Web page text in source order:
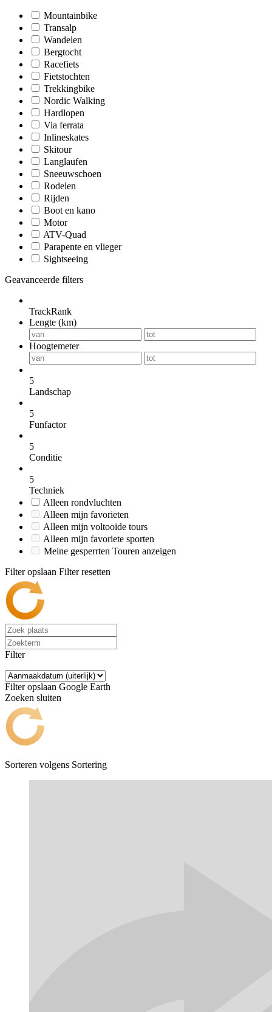
Mountainbike
Transalp
Wandelen
Bergtocht
Racefiets
Fietstochten
Trekkingbike
Nordic Walking
Hardlopen
Via ferrata
Inlineskates
Skitour
Langlaufen
Sneeuwschoen
Rodelen
Rijden
Boot en kano
Motor
ATV-Quad
Parapente en vlieger
Sightseeing
Geavanceerde filters
TrackRank
Lengte (km)
Hoogtemeter
5
Landschap
5
Funfactor
5
Conditie
5
Techniek
Alleen rondvluchten
Alleen mijn favorieten
Alleen mijn voltooide tours
Alleen mijn favoriete sporten
Meine gesperrten Touren anzeigen
Filter opslaan Filter resetten
Filter
Filter opslaan Google Earth
Zoeken sluiten
Sorteren volgens Sortering